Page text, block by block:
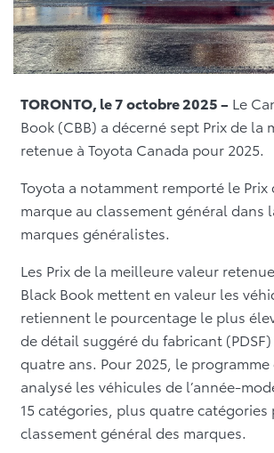
TORONTO, le 7 octobre 2025 – Le
Book (CBB) a décerné sept Prix de la
retenue à Toyota Canada pour 2025.
Toyota a notamment remporté le
marque au classement général dans
marques généralistes.
Les Prix de la meilleure valeur
Black Book mettent en valeur les
retiennent le pourcentage le plus
de détail suggéré du fabricant
quatre ans. Pour 2025, le programme
analysé les véhicules de l’année-
15 catégories, plus quatre catégories
classement général des marques.